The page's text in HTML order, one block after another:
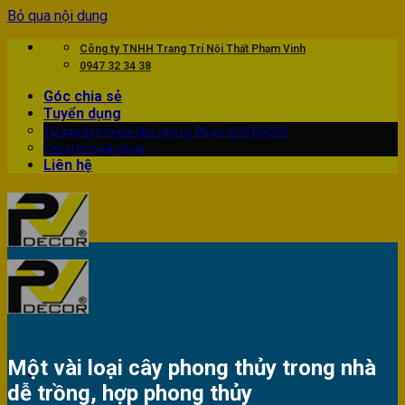
Bỏ qua nội dung
Công ty TNHH Trang Trí Nội Thất Phạm Vinh
0947 32 34 38
Góc chia sẻ
Tuyển dụng
Tại sao bạn muốn làm việc tại Phạm Vinh DECOR
Các vị trí tuyển dụng
Liên hệ
Một vài loại cây phong thủy trong nhà
dễ trồng, hợp phong thủy